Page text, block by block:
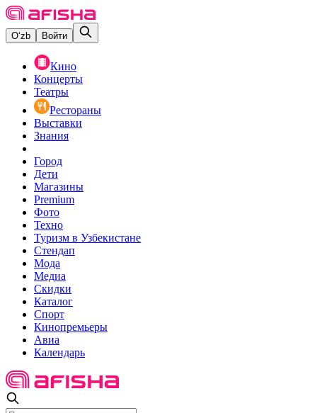
O‘zb Войти
Кино
Концерты
Театры
Рестораны
Выставки
Знания
Город
Дети
Магазины
Premium
Фото
Техно
Туризм в Узбекистане
Стендап
Мода
Медиа
Скидки
Каталог
Спорт
Кинопремьеры
Авиа
Календарь